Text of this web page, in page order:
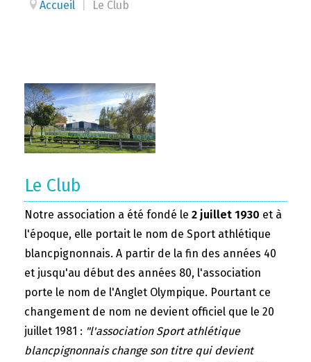
Accueil Le Club
Le Club
Notre association a été fondé le 2 juillet 1930 et à
l'époque, elle portait le nom de Sport athlétique
blancpignonnais. A partir de la fin des années 40
et jusqu'au début des années 80, l'association
porte le nom de l'Anglet Olympique. Pourtant ce
changement de nom ne devient officiel que le 20
juillet 1981 : "l'association Sport athlétique
blancpignonnais change son titre qui devient